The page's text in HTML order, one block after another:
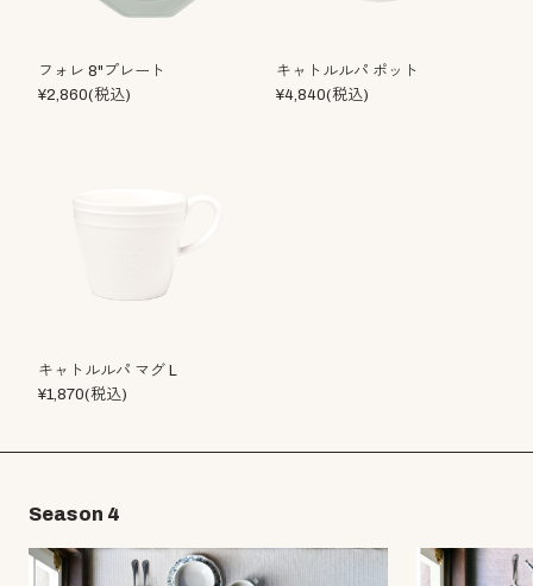
フォレ 8"プレート
¥2,860(税込)
キャトルルパ ポット
¥4,840(税込)
キャトルルパ マグ L
¥1,870(税込)
Season 4